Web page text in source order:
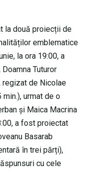
la două proiecții de
emblematice
la ora 19:00, a
Tuturor
regizat de Nicolae
urmat de o
și Maica Macrina
a fost proiectat
Basarab
în trei părți),
cu cele